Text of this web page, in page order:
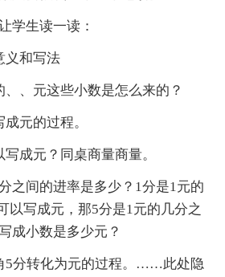
学生读一读：
义和写法
、、元这些小数是怎么来的？
元的过程。
成元？同桌商量商量。
之间的进率是多少？1分是1元的
以写成元，那5分是1元的几分之
成小数是多少元？
分转化为元的过程。 ……此处隐